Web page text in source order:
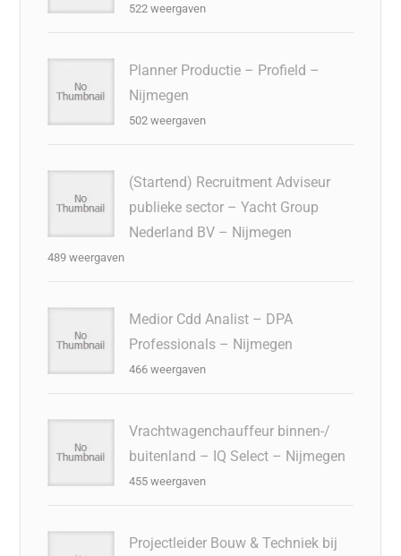
522 weergaven
Planner Productie – Profield –
Nijmegen
502 weergaven
(Startend) Recruitment Adviseur
publieke sector – Yacht Group
Nederland BV – Nijmegen
489 weergaven
Medior Cdd Analist – DPA
Professionals – Nijmegen
466 weergaven
Vrachtwagenchauffeur binnen-/
buitenland – IQ Select – Nijmegen
455 weergaven
Projectleider Bouw & Techniek bij